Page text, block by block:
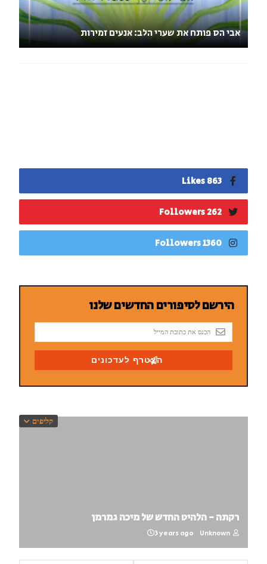
אבי הס פותח את שערי הלב: אנעים זמירות
863 Likes
262 Followers
1360 Followers
קליפים
רקתה - הלהיט החדש של מיכה גמרמן
Unknown
3 years ago